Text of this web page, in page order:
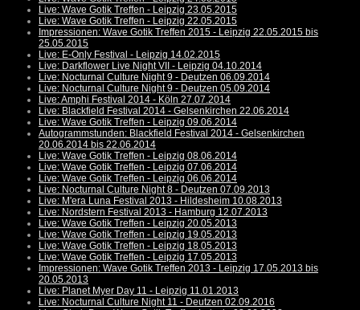
Live: Wave Gotik Treffen - Leipzig 23.05.2015
Live: Wave Gotik Treffen - Leipzig 22.05.2015
Impressionen: Wave Gotik Treffen 2015 - Leipzig 22.05.2015 bis
25.05.2015
Live: E-Only Festival - Leipzig 14.02.2015
Live: Darkflower Live Night VII - Leipzig 04.10.2014
Live: Nocturnal Culture Night 9 - Deutzen 06.09.2014
Live: Nocturnal Culture Night 9 - Deutzen 05.09.2014
Live: Amphi Festival 2014 - Köln 27.07.2014
Live: Blackfield Festival 2014 - Gelsenkirchen 22.06.2014
Live: Wave Gotik Treffen - Leipzig 09.06.2014
Autogrammstunden: Blackfield Festival 2014 - Gelsenkirchen
20.06.2014 bis 22.06.2014
Live: Wave Gotik Treffen - Leipzig 08.06.2014
Live: Wave Gotik Treffen - Leipzig 07.06.2014
Live: Wave Gotik Treffen - Leipzig 06.06.2014
Live: Nocturnal Culture Night 8 - Deutzen 07.09.2013
Live: M'era Luna Festival 2013 - Hildesheim 10.08.2013
Live: Nordstern Festival 2013 - Hamburg 12.07.2013
Live: Wave Gotik Treffen - Leipzig 20.05.2013
Live: Wave Gotik Treffen - Leipzig 19.05.2013
Live: Wave Gotik Treffen - Leipzig 18.05.2013
Live: Wave Gotik Treffen - Leipzig 17.05.2013
Impressionen: Wave Gotik Treffen 2013 - Leipzig 17.05.2013 bis
20.05.2013
Live: Planet Myer Day 11 - Leipzig 11.01.2013
Live: Nocturnal Culture Night 11 - Deutzen 02.09.2016